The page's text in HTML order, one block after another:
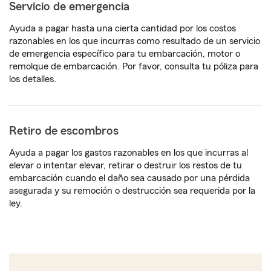
Servicio de emergencia
Ayuda a pagar hasta una cierta cantidad por los costos
razonables en los que incurras como resultado de un servicio
de emergencia específico para tu embarcación, motor o
remolque de embarcación. Por favor, consulta tu póliza para
los detalles.
Retiro de escombros
Ayuda a pagar los gastos razonables en los que incurras al
elevar o intentar elevar, retirar o destruir los restos de tu
embarcación cuando el daño sea causado por una pérdida
asegurada y su remoción o destrucción sea requerida por la
ley.